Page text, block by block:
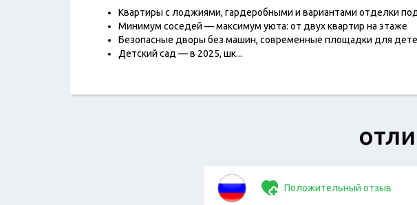
Квартиры с лоджиями, гардеробными и вариантами отделки
Минимум соседей — максимум уюта: от двух квартир на этаже
Безопасные дворы без машин, современные площадки для
Детский сад — в 2025, шк...
Положительный отзыв